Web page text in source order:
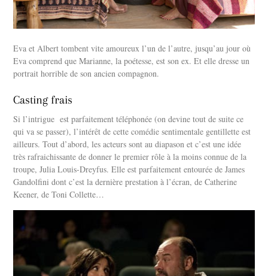
Eva et Albert tombent vite amoureux l’un de l’autre, jusqu’au jour où
Eva comprend que Marianne, la poétesse, est son ex. Et elle dresse un
portrait horrible de son ancien compagnon.
Casting frais
Si l’intrigue est parfaitement téléphonée (on devine tout de suite ce
qui va se passer), l’intérêt de cette comédie sentimentale gentillette est
ailleurs. Tout d’abord, les acteurs sont au diapason et c’est une idée
très rafraichissante de donner le premier rôle à la moins connue de la
troupe, Julia Louis-Dreyfus. Elle est parfaitement entourée de James
Gandolfini dont c’est la dernière prestation à l’écran, de Catherine
Keener, de Toni Collette…